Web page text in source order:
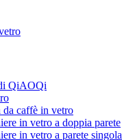
QiAOQi
da caffè in vetro
in vetro a doppia parete
in vetro a parete singola